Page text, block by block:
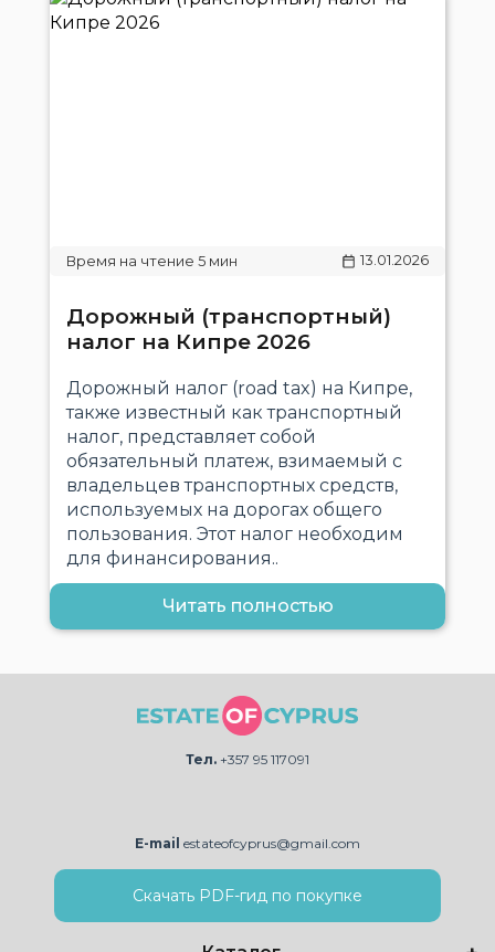
13.01.2026
Дорожный (транспортный)
налог на Кипре 2026
Дорожный налог (road tax) на Кипре,
также известный как транспортный
налог, представляет собой
обязательный платеж, взимаемый с
владельцев транспортных средств,
используемых на дорогах общего
пользования. Этот налог необходим
для финансирования..
Читать полностью
Тел. +357 95 117091
E-mail estateofcyprus@gmail.com
Скачать PDF-гид по покупке